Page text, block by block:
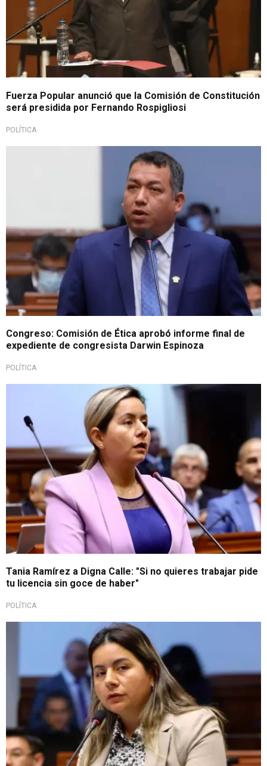
Fuerza Popular anunció que la Comisión de Constitución
será presidida por Fernando Rospigliosi
POLÍTICA
Tras incidente en una sesión del Pleno
Congreso: Comisión de Ética aprobó informe final de
expediente de congresista Darwin Espinoza
POLÍTICA
Tania Ramírez a Digna Calle: "Si no quieres trabajar pide
tu licencia sin goce de haber"
POLÍTICA